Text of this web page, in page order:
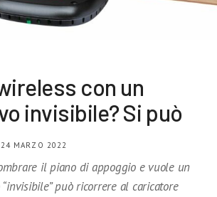
con un
invisibile? Si può
MARZO 2022
il piano di appoggio e vuole un
può ricorrere al caricatore